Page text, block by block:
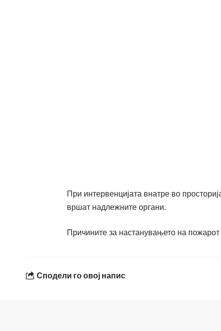
При интервенцијата внатре во
вршат надлежните органи.
Причините за настанувањето на
Сподели го овој напис